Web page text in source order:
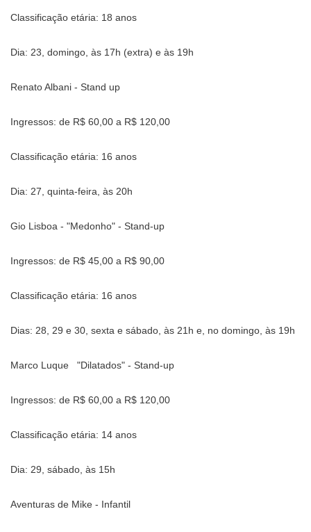
Classificação etária: 18 anos
Dia: 23, domingo, às 17h (extra) e às 19h
Renato Albani - Stand up
Ingressos: de R$ 60,00 a R$ 120,00
Classificação etária: 16 anos
Dia: 27, quinta-feira, às 20h
Gio Lisboa - "Medonho" - Stand-up
Ingressos: de R$ 45,00 a R$ 90,00
Classificação etária: 16 anos
Dias: 28, 29 e 30, sexta e sábado, às 21h e, no domingo, às 19h
Marco Luque "Dilatados" - Stand-up
Ingressos: de R$ 60,00 a R$ 120,00
Classificação etária: 14 anos
Dia: 29, sábado, às 15h
Aventuras de Mike - Infantil